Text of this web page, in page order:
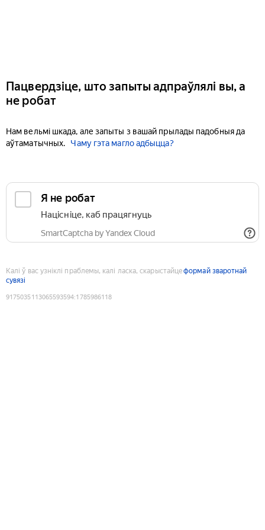
Пацвердзіце, што запыты адпраўлялі вы, а
не робат
Нам вельмі шкада, але запыты з вашай прылады падобныя да
аўтаматычных.
Чаму гэта магло адбыцца?
Я не робат
Націсніце, каб працягнуць
SmartCaptcha by Yandex Cloud
Калі ў вас узніклі праблемы, калі ласка, скарыстайцеформай зваротнай
сувязі
9175035113065593594:1785986118